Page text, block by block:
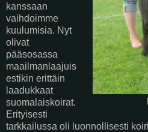
kanssaan
vaihdoimme
kuulumisia. Nyt
olivat
pääsosassa
maailmanlaajuis
estikin erittäin
laadukkaat
suomalaiskoirat.
Erityisesti
tarkkailussa oli luonnollisesti